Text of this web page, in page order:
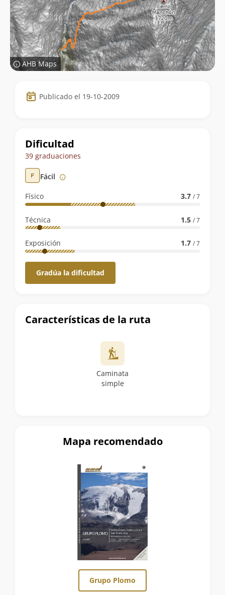
AHB Maps
Datos
de
ruta
Publicado el 19-10-2009
Dificultad
39 graduaciones
Fácil
Físico 3.7 / 7
Técnica 1.5 / 7
Exposición 1.7 / 7
Gradúa la dificultad
Características de la ruta
Caminata
simple
Mapa recomendado
Grupo Plomo